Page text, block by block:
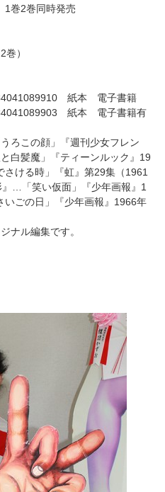
巻2巻同時発売
）
紙本 電子書籍
紙本 電子書籍有
この顔」『週刊少女フレン
白髪魔」『ティーンルック』19
ける時」『虹』第29集（1961
…「笑い仮面」『少年画報』1
ごの日」『少年画報』1966年
ナル編集です。